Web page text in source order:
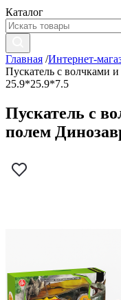
Каталог
Главная /Интернет-
Пускатель с волчками
25.9*25.9*7.5
Пускатель с
полем